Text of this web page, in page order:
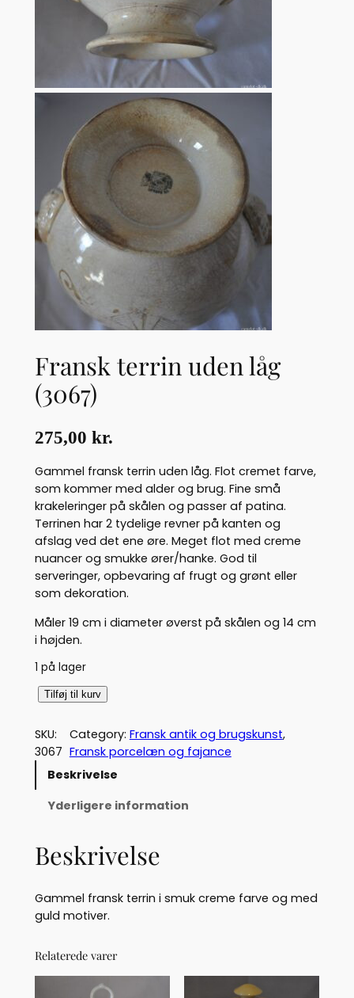
Fransk terrin uden låg
(3067)
275,00 kr.
Gammel fransk terrin uden låg. Flot cremet farve,
som kommer med alder og brug. Fine små
krakeleringer på skålen og passer af patina.
Terrinen har 2 tydelige revner på kanten og
afslag ved det ene øre. Meget flot med creme
nuancer og smukke ører/hanke. God til
serveringer, opbevaring af frugt og grønt eller
som dekoration.
Måler 19 cm i diameter øverst på skålen og 14 cm
i højden.
1 på lager
a
n
s
r
i
u
d
n
l
Tilføj til kurv
SKU:
3067
Category: Fransk antik og brugskunst,
Fransk porcelæn og fajance
Beskrivelse
Yderligere information
Beskrivelse
Gammel fransk terrin i smuk creme farve og med
guld motiver.
Relaterede varer